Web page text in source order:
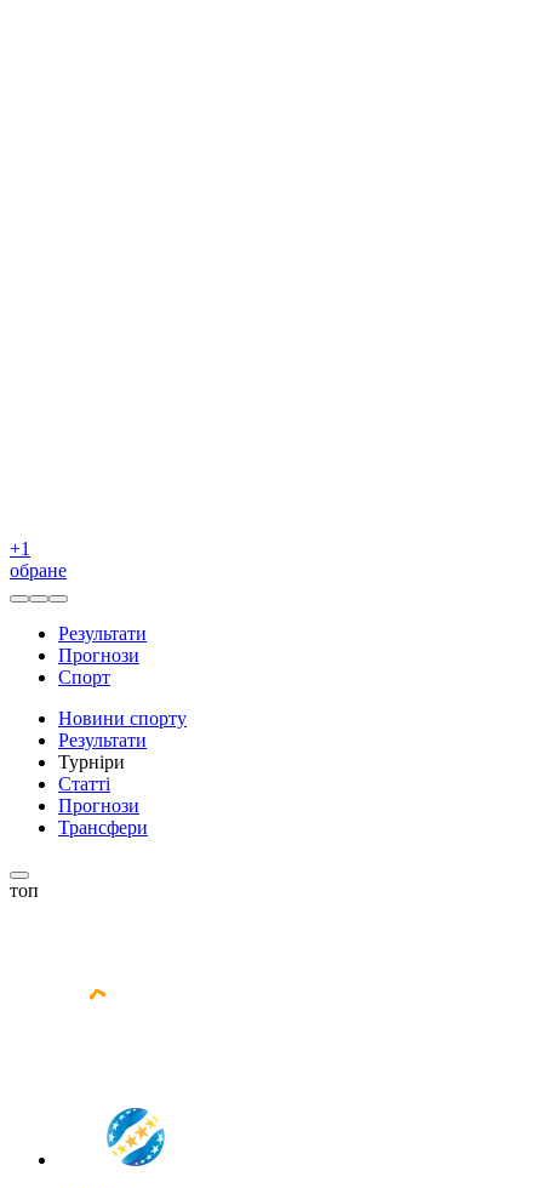
+1
обране
Результати
Прогнози
Спорт
Новини спорту
Результати
Турніри
Статті
Прогнози
Трансфери
топ